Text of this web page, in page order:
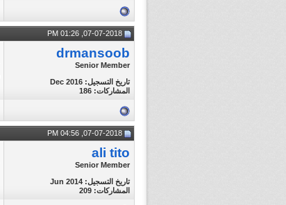
drmansoob
Senior Member
تاريخ التسجيل: Dec 2016
المشاركات: 186
ali tito
Senior Member
تاريخ التسجيل: Jun 2014
المشاركات: 209